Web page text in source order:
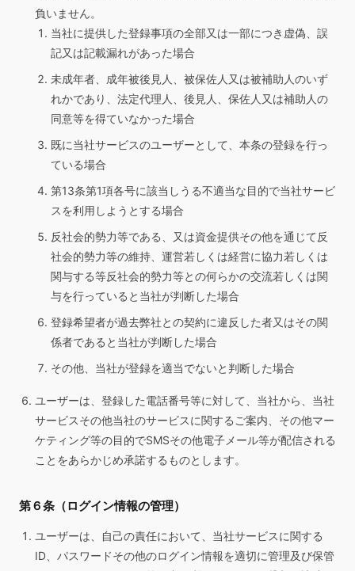
負いません。
当社に提供した登録事項の全部又は一部につき虚偽、誤
記又は記載漏れがあった場合
未成年者、成年被後見人、被保佐人又は被補助人のいず
れかであり、法定代理人、後見人、保佐人又は補助人の
同意等を得ていなかった場合
既に当社サービスのユーザーとして、本条の登録を行っ
ている場合
第13条第1項各号に該当しうる不適当な目的で当社サービ
スを利用しようとする場合
反社会的勢力等である、又は資金提供その他を通じて反
社会的勢力等の維持、運営若しくは経営に協力若しくは
関与する等反社会的勢力等との何らかの交流若しくは関
与を行っていると当社が判断した場合
登録希望者が過去弊社との契約に違反した者又はその関
係者であると当社が判断した場合
その他、当社が登録を適当でないと判断した場合
ユーザーは、登録した電話番号等に対して、当社から、当社
サービスその他当社のサービスに関するご案内、その他マー
ケティング等の目的でSMSその他電子メール等が配信される
ことをあらかじめ承諾するものとします。
第６条（ログイン情報の管理）
ユーザーは、自己の責任において、当社サービスに関する
ID、パスワードその他のログイン情報を適切に管理及び保管